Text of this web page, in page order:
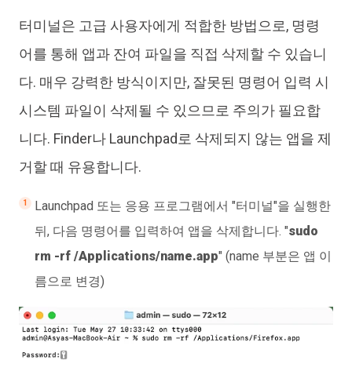
터미널은 고급 사용자에게 적합한 방법으로, 명령
어를 통해 앱과 잔여 파일을 직접 삭제할 수 있습니
다. 매우 강력한 방식이지만, 잘못된 명령어 입력 시
시스템 파일이 삭제될 수 있으므로 주의가 필요합
니다. Finder나 Launchpad로 삭제되지 않는 앱을 제
거할 때 유용합니다.
Launchpad 또는 응용 프로그램에서 "터미널"을 실행한
뒤, 다음 명령어를 입력하여 앱을 삭제합니다. "sudo
rm -rf /Applications/name.app" (name 부분은 앱 이
름으로 변경)